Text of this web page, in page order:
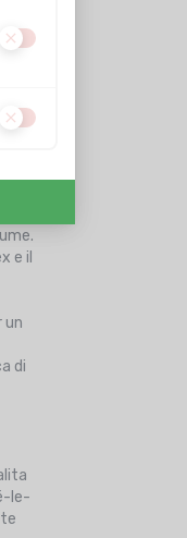
vista
la
e il
un
di
le-